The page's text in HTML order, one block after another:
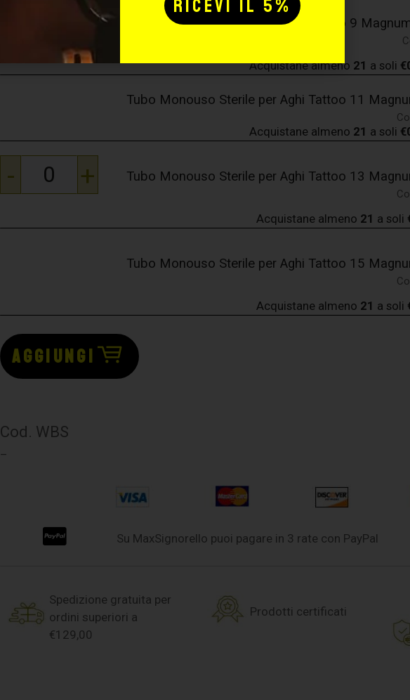
Tubo Monouso Sterile per Aghi Tattoo 9
Acquistane almeno 21 a soli
Tubo Monouso Sterile per Aghi Tattoo 11
Acquistane almeno 21 a soli
- + Tubo Monouso Sterile per Aghi Tattoo 13
Acquistane almeno 21 a soli
Tubo Monouso Sterile per Aghi Tattoo 15
Acquistane almeno 21 a soli
AGGIUNGI
Cod. WBS
–
Su MaxSignorello puoi pagare in 3 rate con PayPal
Spedizione gratuita per
ordini superiori a
€129,00
Prodotti certificati